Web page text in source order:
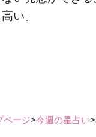
い。
ページ>今週の星占い>